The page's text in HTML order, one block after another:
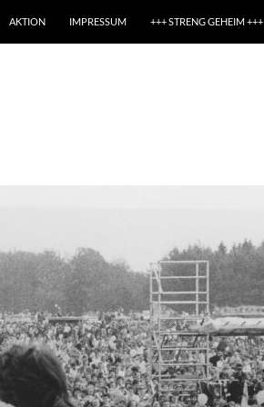
AKTION IMPRESSUM +++ STRENG GEHEIM +++